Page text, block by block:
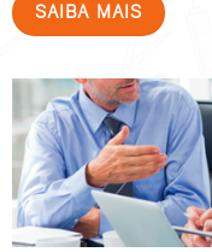
SAIBA MAIS